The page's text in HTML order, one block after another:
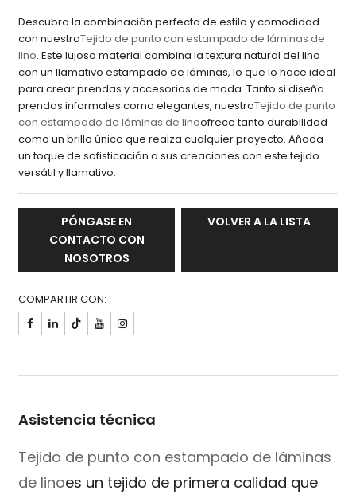
Descubra la combinación perfecta de estilo y comodidad
con nuestroTejido de punto con estampado de láminas de
lino. Este lujoso material combina la textura natural del lino
con un llamativo estampado de láminas, lo que lo hace ideal
para crear prendas y accesorios de moda. Tanto si diseña
prendas informales como elegantes, nuestroTejido de punto
con estampado de láminas de linoofrece tanto durabilidad
como un brillo único que realza cualquier proyecto. Añada
un toque de sofisticación a sus creaciones con este tejido
versátil y llamativo.
PÓNGASE EN
CONTACTO CON
NOSOTROS
VOLVER A LA LISTA
COMPARTIR CON:

Asistencia técnica
Tejido de punto con estampado de láminas
de linoes un tejido de primera calidad que